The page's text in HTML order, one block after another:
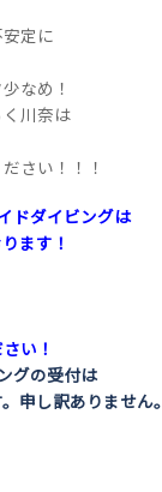
定に
なめ！
川奈は
さい！！！
ダイビングは
ます！
い！
グの受付は
申し訳ありません。